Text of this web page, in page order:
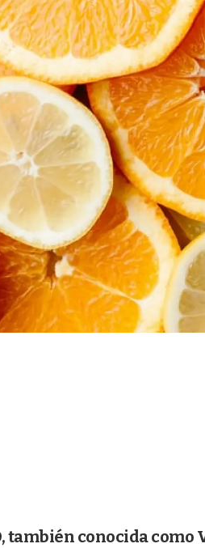
también conocida como